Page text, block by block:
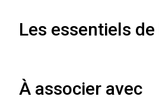
Les essentiels
À associer avec